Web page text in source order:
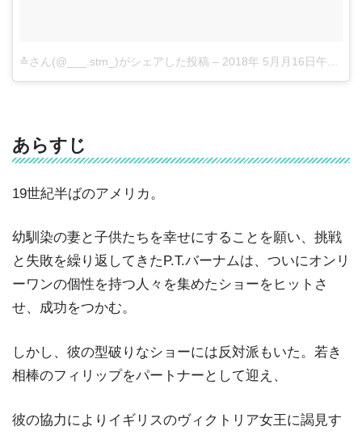
≛さん(@___.stm_)がシェアした投稿 – 2018年 5月月16日午前1時51分PDT
あらすじ
19世紀半ばのアメリカ。
幼馴染の妻と子供たちを幸せにすることを願い、挑戦
と失敗を繰り返してきたP.T.バーナムは、ついにオンリ
ーワンの個性を持つ人々を集めたショーをヒットさ
せ、成功をつかむ。
しかし、彼の型破りなショーには反対派もいた。若き
相棒のフィリップをパートナーとして迎え、
彼の協力によりイギリスのヴィクトリア女王に謁見す